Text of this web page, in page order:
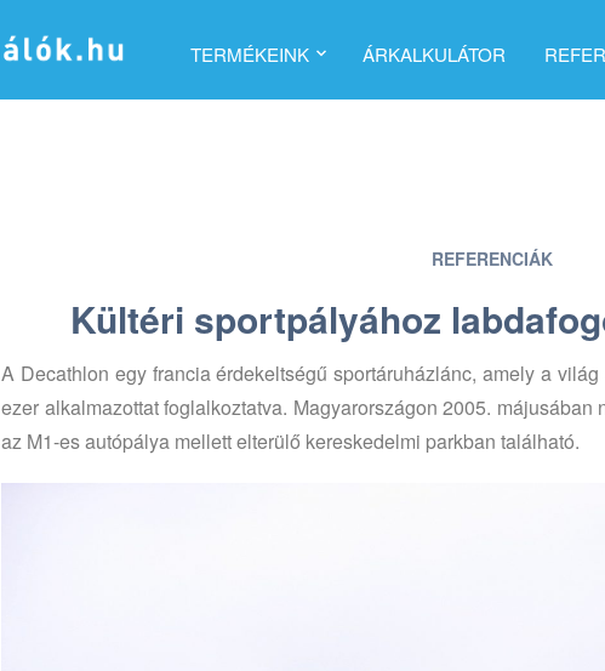
TERMÉKEINK ÁRKALKULÁTOR
REFERENCIÁK
Kültéri sportpályához
A Decathlon egy francia érdekeltségű sportáruházlánc, amely a
ezer alkalmazottat foglalkoztatva. Magyarországon 2005.
az M1-es autópálya mellett elterülő kereskedelmi parkban található.